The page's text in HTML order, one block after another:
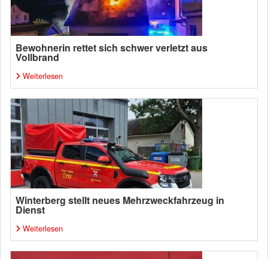
Bewohnerin rettet sich schwer verletzt aus
Vollbrand
Weiterlesen
Winterberg stellt neues Mehrzweckfahrzeug in
Dienst
Weiterlesen